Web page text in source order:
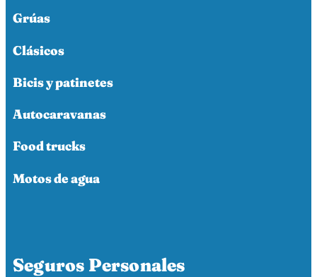
Grúas
Clásicos
Bicis y patinetes
Autocaravanas
Food trucks
Motos de agua
Seguros Personales